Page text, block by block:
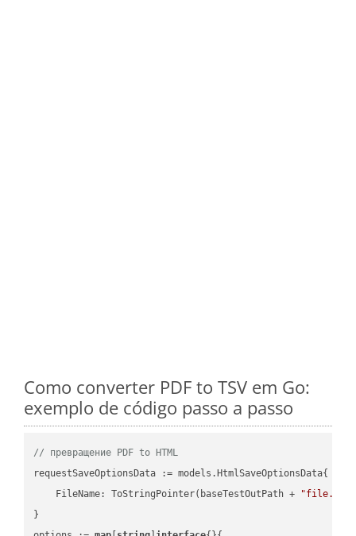
Como converter PDF to TSV em Go:
exemplo de código passo a passo
// превращение PDF to HTML
requestSaveOptionsData := models.HtmlSaveOptionsData{
    FileName: ToStringPointer(baseTestOutPath +
"file.PDF"
}